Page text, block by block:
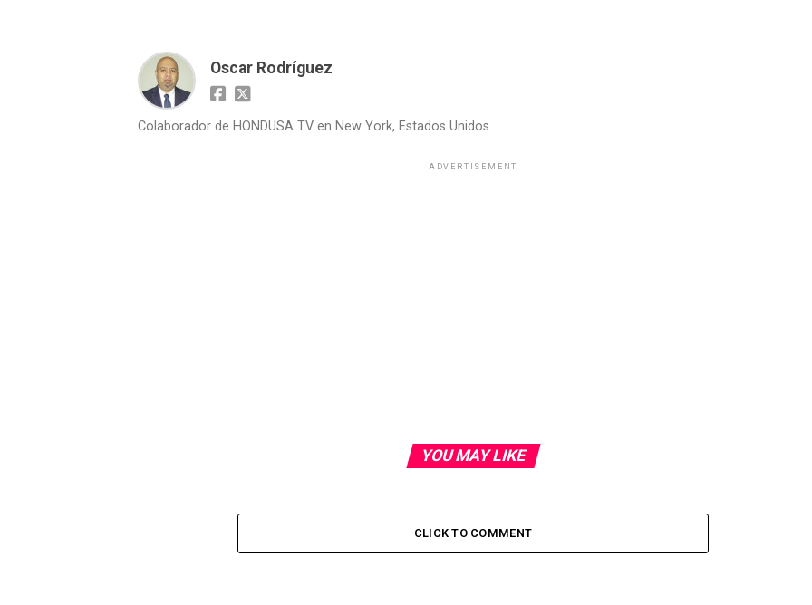
Oscar Rodríguez
Colaborador de HONDUSA TV en New York, Estados Unidos.
ADVERTISEMENT
YOU MAY LIKE
CLICK TO COMMENT